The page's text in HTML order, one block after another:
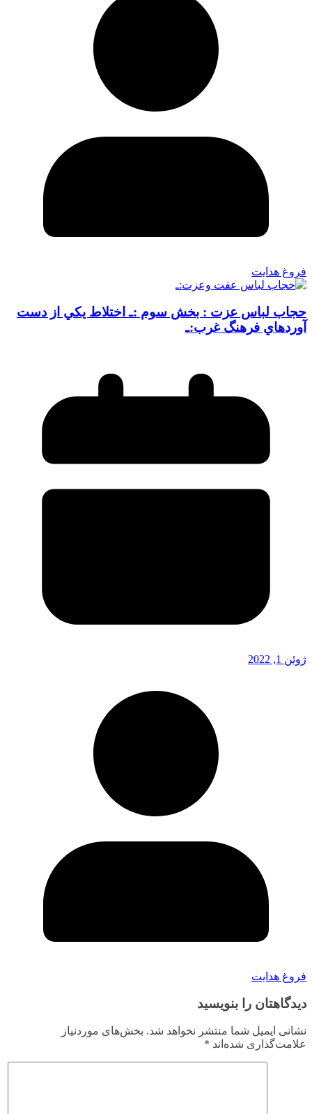
فروغ هدایت
حجاب لباس عزت : بخش سوم :ـ اختلاط يكي از دست
آوردهاي فرهنگ غرب:ـ
ژوئن 1, 2022
فروغ هدایت
دیدگاهتان را بنویسید
نشانی ایمیل شما منتشر نخواهد شد. بخش‌های موردنیاز
علامت‌گذاری شده‌اند *